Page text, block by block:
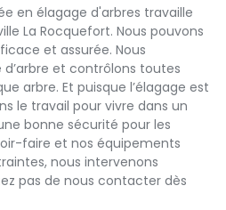
en élagage d'arbres travaille
La Rocquefort. Nous pouvons
et assurée. Nous
et contrôlons toutes
arbre. Et puisque l’élagage est
le travail pour vivre dans un
bonne sécurité pour les
faire et nos équipements
nous intervenons
pas de nous contacter dès